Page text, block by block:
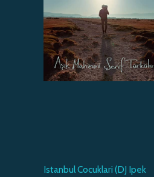
Istanbul Cocuklari (DJ Ipek